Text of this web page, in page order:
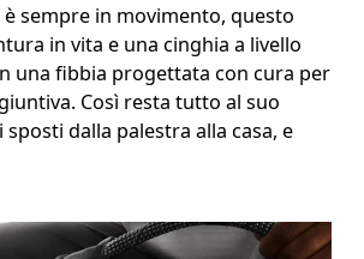
sempre in movimento, questo
in vita e una cinghia a livello
una fibbia progettata con cura per
Così resta tutto al suo
dalla palestra alla casa, e